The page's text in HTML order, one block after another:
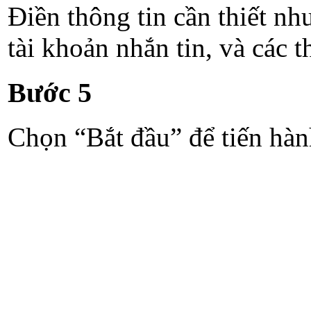
Điền thông tin cần thiết
tài khoản nhắn tin, và các
Bước 5
Chọn “Bắt đầu” để tiến